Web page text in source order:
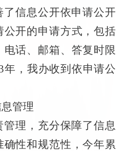
了信息公开依申请公开
公开的申请方式，包括
话、邮箱、答复时限
年，我办收到依申请公
管理
管理，充分保障了信息
性和规范性，今年累